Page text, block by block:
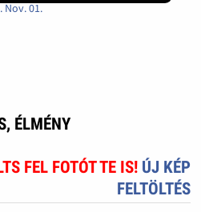
Nov. 01.
ÉLMÉNY
FEL FOTÓT TE IS! ÚJ KÉP
FELTÖLTÉS